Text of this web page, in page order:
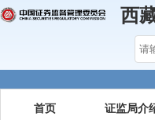
西
首页 证监局介